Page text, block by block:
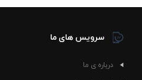
سرویس های ما
درباره ی ما